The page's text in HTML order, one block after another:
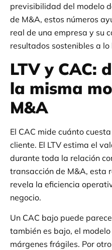
previsibilidad del modelo
de M&A, estos números
real de una empresa y su
resultados sostenibles a
LTV y CAC:
la misma
M&A
El CAC mide cuánto
cliente. El LTV estima el
durante toda la relación
transacción de M&A, esta
revela la eficiencia
negocio.
Un CAC bajo puede
también es bajo, el
márgenes frágiles. Por